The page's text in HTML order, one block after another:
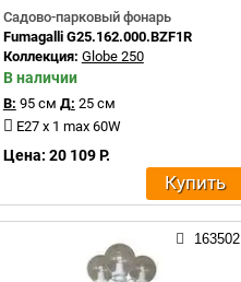
Садово-парковый фонарь
Fumagalli G25.162.000.BZF1R
Коллекция: Globe 250
В наличии
В: 95 см Д: 25 см
E27 x 1 max 60W
Цена: 20 109 Р.
Купить
163502